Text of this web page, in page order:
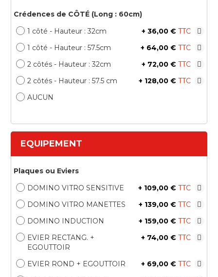
Crédences de CÔTÉ (Long : 60cm)
1 côté - Hauteur : 32cm
+ 36,00 €
1 côté - Hauteur : 57.5cm
+ 64,00 €
2 côtés - Hauteur : 32cm
+ 72,00 €
2 côtés - Hauteur : 57.5 cm
+ 128,00 €
AUCUN
EQUIPEMENT
Plaques ou Eviers
DOMINO VITRO SENSITIVE
+ 109,00 €
DOMINO VITRO MANETTES
+ 139,00 €
DOMINO INDUCTION
+ 159,00 €
EVIER RECTANG. +
EGOUTTOIR
+ 74,00 €
EVIER ROND + EGOUTTOIR + 69,00 €